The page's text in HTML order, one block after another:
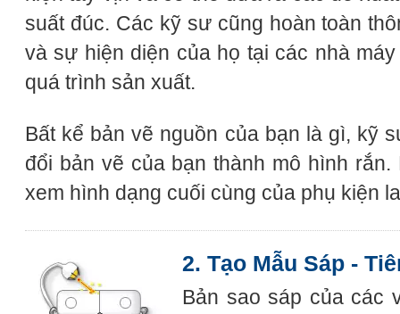
suất đúc. Các kỹ sư cũng hoàn toàn
và sự hiện diện của họ tại các nhà
quá trình sản xuất.
Bất kể bản vẽ nguồn của bạn là gì, kỹ
đổi bản vẽ của bạn thành mô hình
xem hình dạng cuối cùng của phụ kiện
2. Tạo Mẫu Sáp -
Bản sao sáp của các